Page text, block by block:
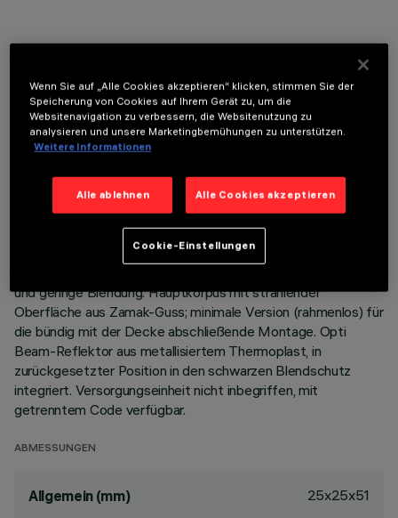
TECHNISCHE DATEN
LETZTES UPDATE: 01.08.2026
BESCHREIBUNG
Miniaturisierte, viereckige Einbauleuchte für einzelnes LED-
Modul - feste Optik. Trotz der sehr kompakten Größe der
Leuchte sorgt die patentierte Technologie des optischen
und geringe Blendung. Hauptkorpus mit strahlender
Oberfläche aus Zamak-Guss; minimale Version (rahmenlos) für
die bündig mit der Decke abschließende Montage. Opti
Beam-Reflektor aus metallisiertem Thermoplast, in
zurückgesetzter Position in den schwarzen Blendschutz
integriert. Versorgungseinheit nicht inbegriffen, mit
getrenntem Code verfügbar.
ABMESSUNGEN
Allgemein (mm) 25x25x51
Wenn Sie auf „Alle Cookies akzeptieren“ klicken, stimmen Sie der
Speicherung von Cookies auf Ihrem Gerät zu, um die
Websitenavigation zu verbessern, die Websitenutzung zu
analysieren und unsere Marketingbemühungen zu unterstützen.
Weitere Informationen
Alle ablehnen Alle Cookies akzeptieren
Cookie-Einstellungen